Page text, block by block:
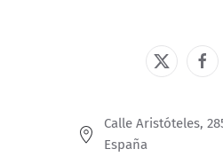
Calle Aristóteles,
España